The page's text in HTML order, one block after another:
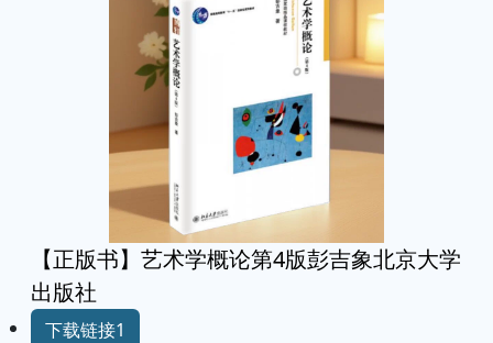
【正版书】艺术学概论第4版彭吉象北京大学
出版社
下载链接1